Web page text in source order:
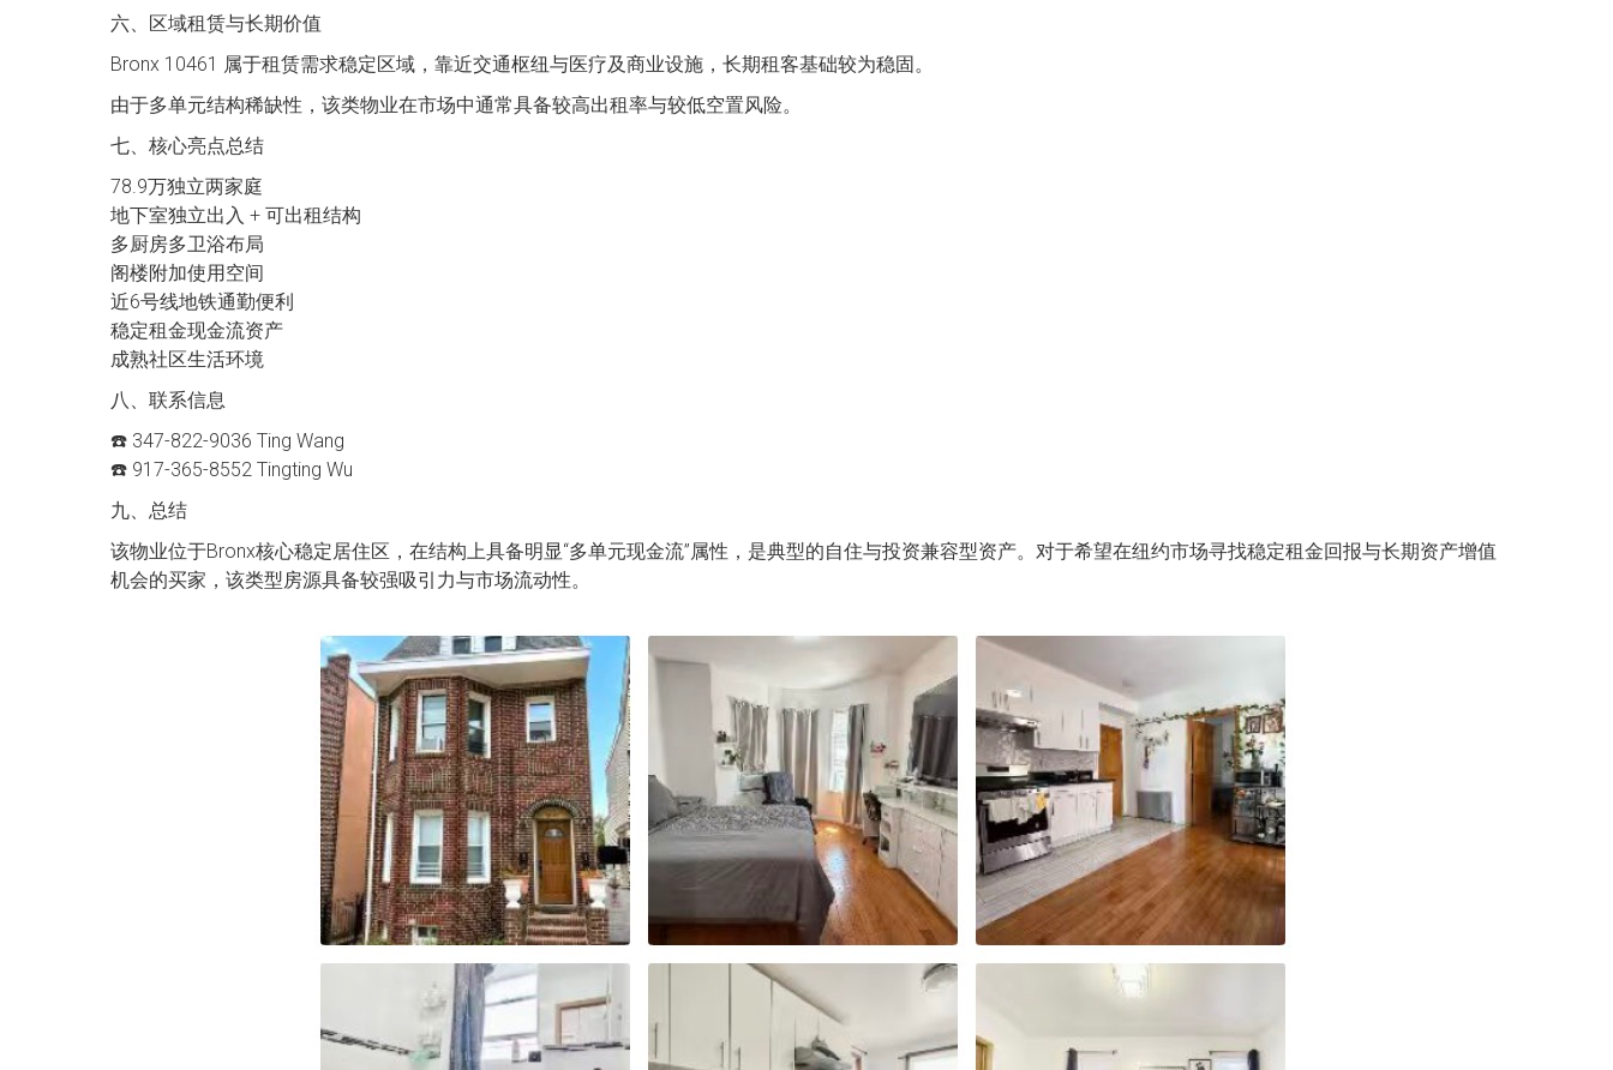
六、区域租赁与长期价值
Bronx 10461 属于租赁需求稳定区域，靠近交通枢纽与医疗及商业设施，长期租客基础较为稳固。
由于多单元结构稀缺性，该类物业在市场中通常具备较高出租率与较低空置风险。
七、核心亮点总结
78.9万独立两家庭
地下室独立出入 + 可出租结构
多厨房多卫浴布局
阁楼附加使用空间
近6号线地铁通勤便利
稳定租金现金流资产
成熟社区生活环境
八、联系信息
☎️ 347-822-9036 Ting Wang
☎️ 917-365-8552 Tingting Wu
九、总结
该物业位于Bronx核心稳定居住区，在结构上具备明显“多单元现金流”属性，是典型的自住与投资兼容型资产。对于希望在纽约市场寻找稳定租金回报与长期资产增值
机会的买家，该类型房源具备较强吸引力与市场流动性。